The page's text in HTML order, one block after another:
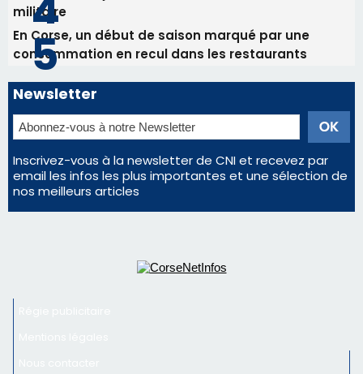
militaire
En Corse, un début de saison marqué par une
consommation en recul dans les restaurants
Newsletter
Inscrivez-vous à la newsletter de CNI et recevez par
email les infos les plus importantes et une sélection de
nos meilleurs articles